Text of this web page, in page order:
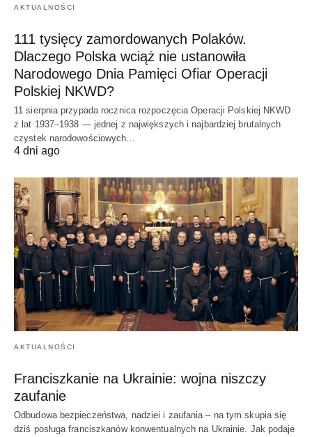
AKTUALNOŚCI
111 tysięcy zamordowanych Polaków.
Dlaczego Polska wciąż nie ustanowiła
Narodowego Dnia Pamięci Ofiar Operacji
Polskiej NKWD?
11 sierpnia przypada rocznica rozpoczęcia Operacji Polskiej NKWD
z lat 1937–1938 — jednej z największych i najbardziej brutalnych
czystek narodowościowych…
4 dni ago
AKTUALNOŚCI
Franciszkanie na Ukrainie: wojna niszczy
zaufanie
Odbudowa bezpieczeństwa, nadziei i zaufania – na tym skupia się
dziś posługa franciszkanów konwentualnych na Ukrainie. Jak podaje